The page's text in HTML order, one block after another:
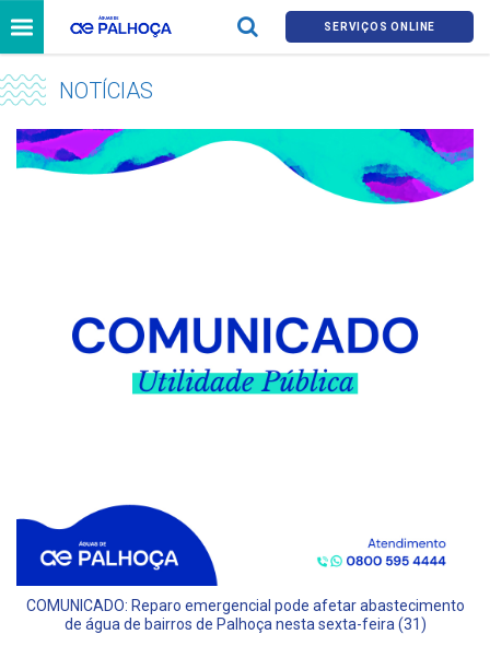
SERVIÇOS ONLINE
NOTÍCIAS
COMUNICADO: Reparo emergencial pode afetar abastecimento
de água de bairros de Palhoça nesta sexta-feira (31)